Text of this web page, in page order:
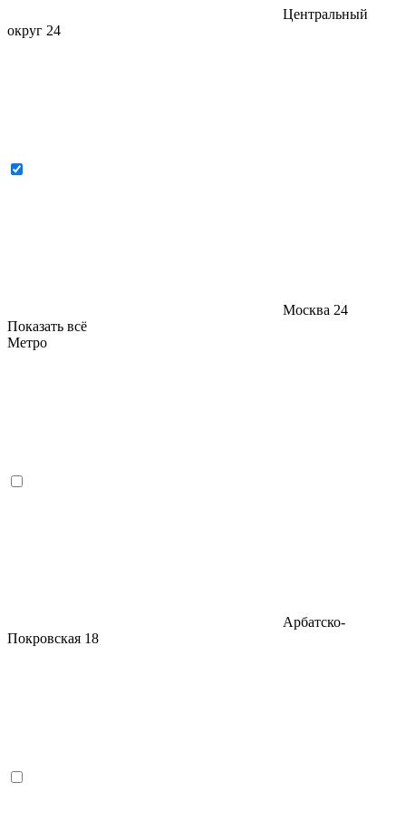
Центральный
округ 24
Москва 24
Показать всё
Метро
Арбатско-
Покровская 18